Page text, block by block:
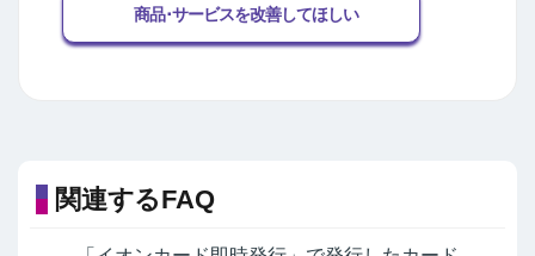
商品･サービスを改善してほしい
関連するFAQ